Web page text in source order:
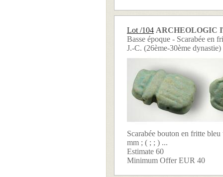
Lot /104 ARCHEOLOGIC
Basse époque - Scarabée en
J.-C. (26ème-30ème dynastie)
Scarabée bouton en fritte
mm ; ( ; ; ) ...
Estimate 60
Minimum Offer EUR 40